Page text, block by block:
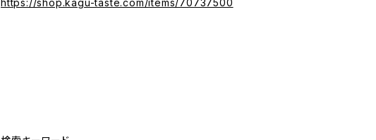
https://shop.kagu-taste.com/items/70737500